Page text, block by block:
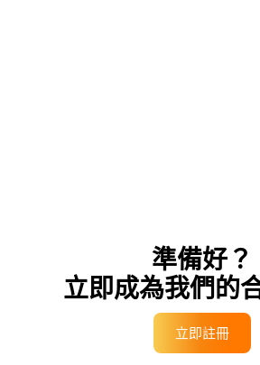
準備好？
立即成為我們的
立即註冊